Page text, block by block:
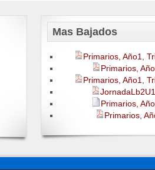
Mas Bajados
Primarios, Año1,
Primarios,
Primarios, Año1,
Primarios,
Primarios,